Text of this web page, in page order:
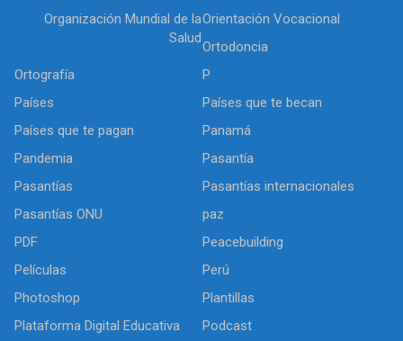
Organización Mundial de la
Salud
Orientación Vocacional
Ortodoncia
Ortografía
P
Países
Países que te becan
Países que te pagan
Panamá
Pandemia
Pasantía
Pasantías
Pasantías internacionales
Pasantías ONU
paz
PDF
Peacebuilding
Películas
Perú
Photoshop
Plantillas
Plataforma Digital Educativa
Podcast